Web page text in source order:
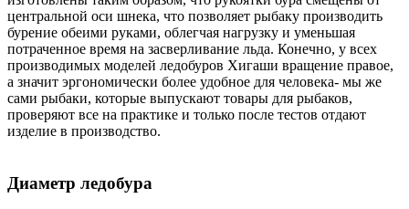
центральной оси шнека, что позволяет рыбаку производить
бурение обеими руками, облегчая нагрузку и уменьшая
потраченное время на засверливание льда. Конечно, у всех
производимых моделей ледобуров Хигаши вращение правое,
а значит эргономически более удобное для человека- мы же
сами рыбаки, которые выпускают товары для рыбаков,
проверяют все на практике и только после тестов отдают
изделие в производство.
Диаметр ледобура